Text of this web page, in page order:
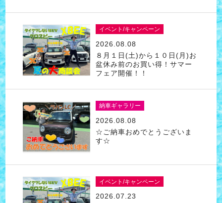
イベント/キャンペーン
2026.08.08
８月１日(土)から１０日(月)お
盆休み前のお買い得！サマー
フェア開催！！
納車ギャラリー
2026.08.08
☆ご納車おめでとうございま
す☆
イベント/キャンペーン
2026.07.23